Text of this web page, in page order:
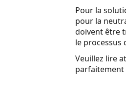
Pour la
pour la
doivent être
le processus
Veuillez lire
parfaitement